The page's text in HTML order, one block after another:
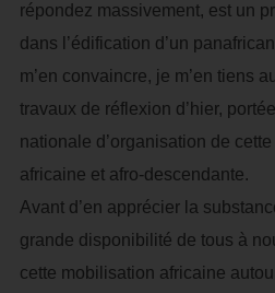
répondez massivement, est un
dans l’édification d’un
m’en convaincre, je m’en tiens
travaux de réflexion d’hier,
nationale d’organisation de
africaine et afro-descendante.
Avant d’en apprécier la
grande disponibilité de tous à
cette mobilisation africaine